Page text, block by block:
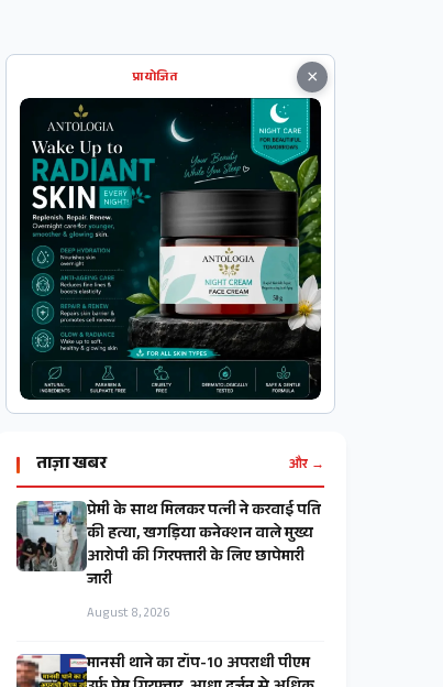
×
प्रायोजित
ताज़ा खबर और →
प्रेमी के साथ मिलकर पत्नी ने करवाई पति
की हत्या, खगड़िया कनेक्शन वाले मुख्य
आरोपी की गिरफ्तारी के लिए छापेमारी
जारी
August 8, 2026
मानसी थाने का टॉप-10 अपराधी पीएम